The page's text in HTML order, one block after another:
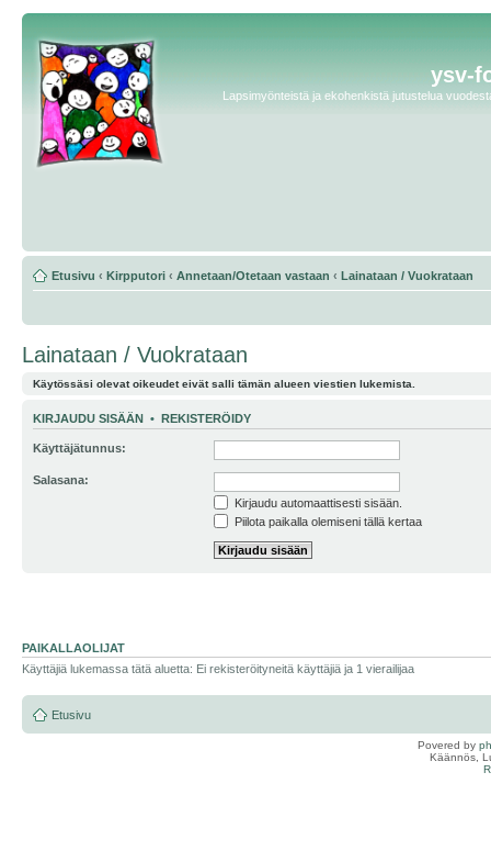
ysv-
Lapsimyönteistä ja ekohenkistä jutustelua
Etusivu ‹ Kirpputori ‹ Annetaan/Otetaan vastaan ‹ Lainataan / Vuokrataan
Lainataan / Vuokrataan
Käytössäsi olevat oikeudet eivät salli tämän alueen viestien lukemista.
KIRJAUDU SISÄÄN • REKISTERÖIDY
Käyttäjätunnus:
Salasana:
Kirjaudu automaattisesti sisään.
Piilota paikalla olemiseni tällä kertaa
PAIKALLAOLIJAT
Käyttäjiä lukemassa tätä aluetta: Ei rekisteröityneitä käyttäjiä ja 1 vierailijaa
Etusivu
Povered by
Käännös,